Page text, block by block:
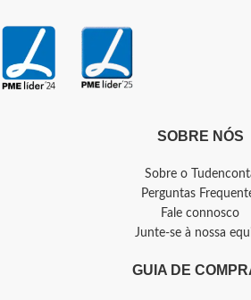
SOBRE NÓS
Sobre o
Perguntas
Fale connosco
Junte-se à nossa
GUIA DE